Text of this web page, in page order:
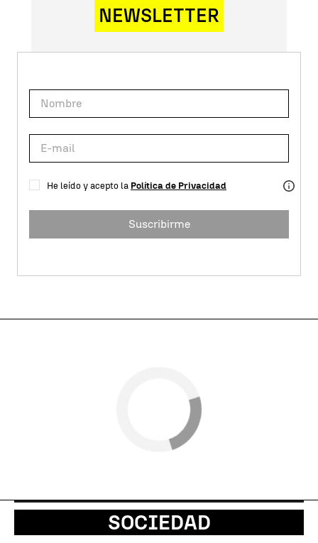
NEWSLETTER
He leído y acepto la Política de Privacidad
Suscribirme
SOCIEDAD